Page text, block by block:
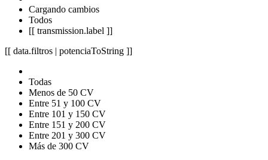
Cargando cambios
Todos
[[ transmission.label ]]
[[ data.filtros | potenciaToString ]]
Todas
Menos de 50 CV
Entre 51 y 100 CV
Entre 101 y 150 CV
Entre 151 y 200 CV
Entre 201 y 300 CV
Más de 300 CV